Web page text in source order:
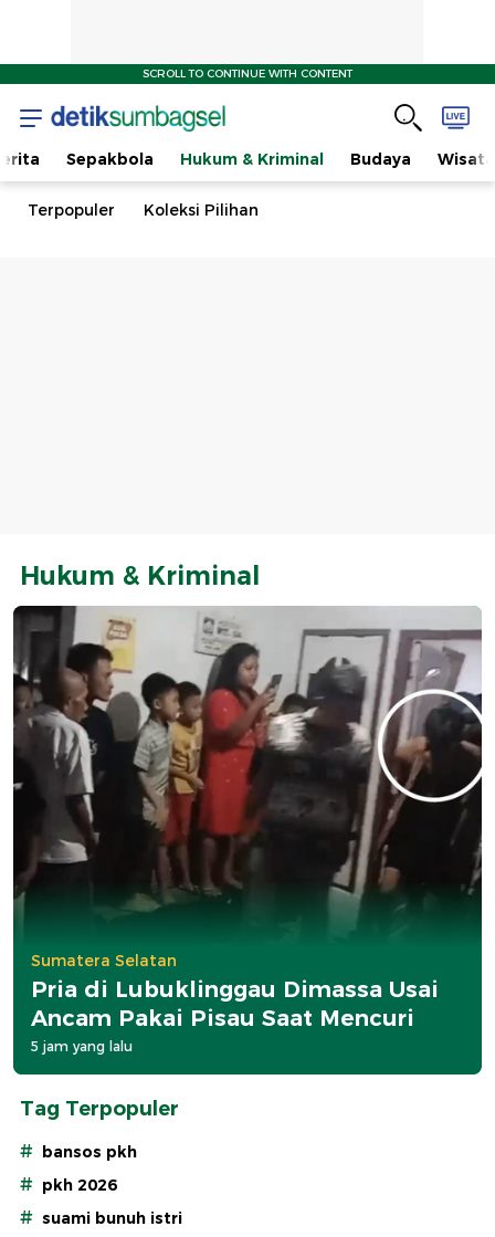
SCROLL TO CONTINUE WITH CONTENT
Sepakbola Hukum & Kriminal Budaya Wisata
Terpopuler Koleksi Pilihan
Hukum & Kriminal
Sumatera Selatan
Pria di Lubuklinggau Dimassa Usai
Ancam Pakai Pisau Saat Mencuri
5 jam yang lalu
Tag Terpopuler
# bansos pkh
# pkh 2026
# suami bunuh istri